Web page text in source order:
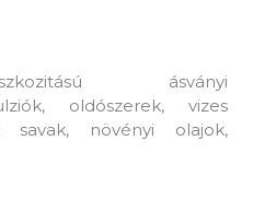
ásványi
oldószerek, vizes
növényi olajok,